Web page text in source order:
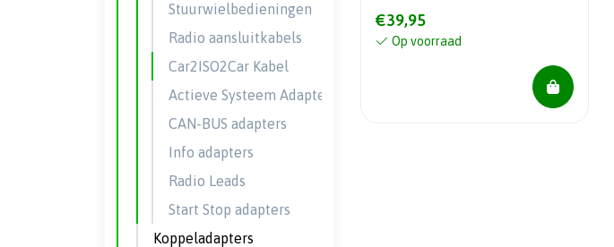
€39,95
Op voorraad
Stuurwielbedieningen
Radio aansluitkabels
Car2ISO2Car Kabel
Actieve Systeem Adapters
CAN-BUS adapters
Info adapters
Radio Leads
Start Stop adapters
Koppeladapters